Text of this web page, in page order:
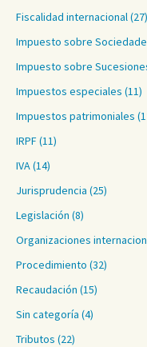
Fiscalidad internacional(27)
Impuesto sobre
Impuesto sobre
Impuestos especiales (11)
Impuestos patrimoniales
IRPF(11)
IVA(14)
Jurisprudencia (25)
Legislación (8)
Organizaciones
Procedimiento (32)
Recaudación (15)
Sin categoría (4)
Tributos (22)